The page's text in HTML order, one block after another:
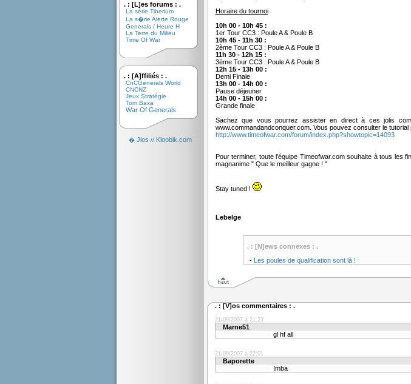
. : [L]es forums : .
La série Tiberium
La s�rie Alerte Rouge
Generals / Heure H
La Terre du Milieu
Time Of War
. : [A]ffiliés : .
CnCGenerals World
CNCNZ
Jeux Stratégie
Tom Baxa
War Of Generals
� Jios // Kloobik.com
Horaire du tournoi
10h 00 - 10h 45 :
1er Tour CC3 : Poule A & Poule B
10h 45 - 11h 30 :
2ème Tour CC3 : Poule A & Poule B
11h 30 - 12h 15 :
3ème Tour CC3 : Poule A & Poule B
12h 15 - 13h 00 :
Demi Finale
13h 00 - 14h 00 :
Pause déjeuner
14h 00 - 15h 00 :
Grande finale
Sachez que vous pourrez assister en direct à ces jolis
www.commandandconquer.com. Vous pouvez consulter le
http://www.timeofwar.com/forum/index.php?showtopic=14093
Pour terminer, toute l'équipe Timeofwar.com souhaite à tous les
magnanime " Que le meilleur gagne ! "
Stay tuned !
Lebelge
. : [N]ews connexes : .
- Les poules de qualification sont là !
. : [V]os commentaires : .
21/09/2007 à 21:23
Marne51
gl hf all
21/09/2007 à 22:01
Baporette
Imba